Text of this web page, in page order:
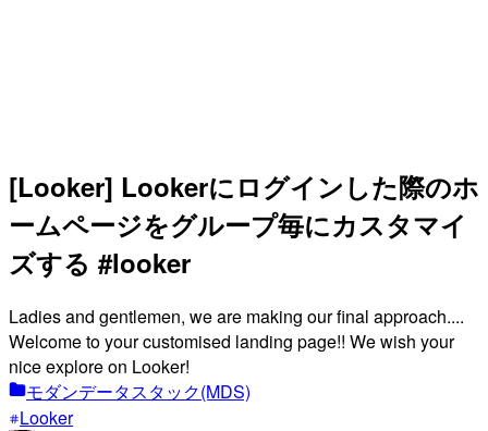
[Looker] Lookerにログインした際のホ
ームページをグループ毎にカスタマイ
ズする #looker
Ladies and gentlemen, we are making our final approach....
Welcome to your customised landing page!! We wish your
nice explore on Looker!
モダンデータスタック(MDS)
Looker